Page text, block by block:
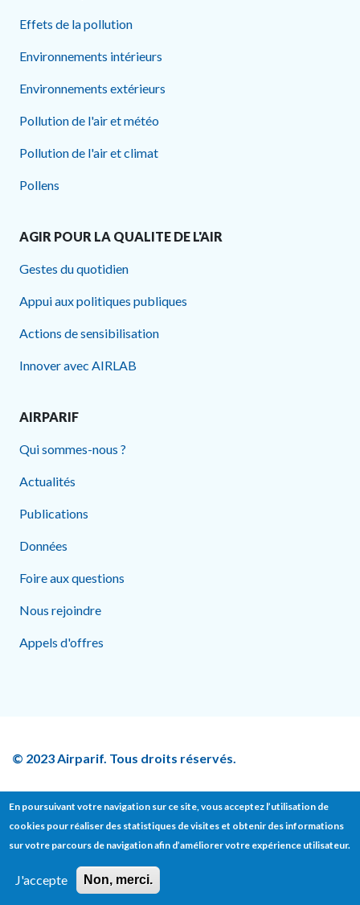
Effets de la pollution
Environnements intérieurs
Environnements extérieurs
Pollution de l'air et météo
Pollution de l'air et climat
Pollens
AGIR POUR LA QUALITE DE L'AIR
Gestes du quotidien
Appui aux politiques publiques
Actions de sensibilisation
Innover avec AIRLAB
AIRPARIF
Qui sommes-nous ?
Actualités
Publications
Données
Foire aux questions
Nous rejoindre
Appels d'offres
© 2023 Airparif. Tous droits réservés.
Footer bottom
Contact Presse
Données personnelles
En poursuivant votre navigation sur ce site, vous acceptez l’utilisation de
cookies pour réaliser des statistiques de visites et obtenir des informations
sur votre parcours de navigation afin d’améliorer votre expérience utilisateur.
J'accepte Non, merci.